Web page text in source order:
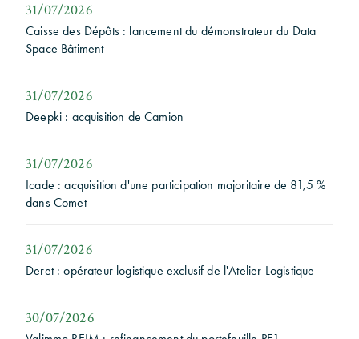
31/07/2026
Caisse des Dépôts : lancement du démonstrateur du Data
Space Bâtiment
31/07/2026
Deepki : acquisition de Camion
31/07/2026
Icade : acquisition d'une participation majoritaire de 81,5 %
dans Comet
31/07/2026
Deret : opérateur logistique exclusif de l'Atelier Logistique
30/07/2026